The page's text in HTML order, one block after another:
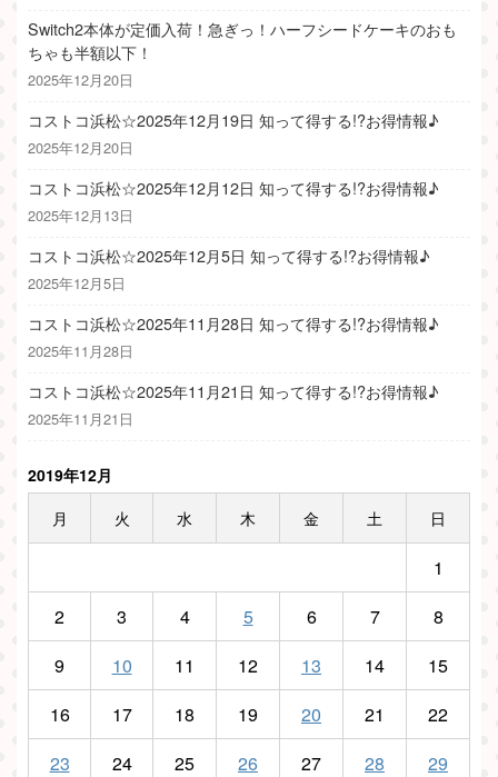
Switch2本体が定価入荷！急ぎっ！ハーフシードケーキのおも
ちゃも半額以下！
2025年12月20日
コストコ浜松☆2025年12月19日 知って得する!?お得情報♪
2025年12月20日
コストコ浜松☆2025年12月12日 知って得する!?お得情報♪
2025年12月13日
コストコ浜松☆2025年12月5日 知って得する!?お得情報♪
2025年12月5日
コストコ浜松☆2025年11月28日 知って得する!?お得情報♪
2025年11月28日
コストコ浜松☆2025年11月21日 知って得する!?お得情報♪
2025年11月21日
2019年12月
月
火 水 木 金 土 日
1
2
3 4 5 6 7
8
9
10 11 12 13 14
15
16
17 18 19 20 21
22
23
24 25 26 27 28
29